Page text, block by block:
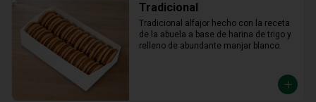
Tradicional
Tradicional alfajor hecho con la receta
de la abuela a base de harina de trigo y
relleno de abundante manjar blanco.